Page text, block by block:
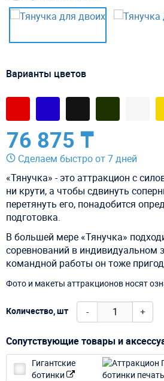
Варианты цветов
76 875 ₸
Сделаем быстро от 7 дней
«Тянучка» - это аттракцион с
ни крути, а чтобы сдвинуть
перетянуть его, понадобится
подготовка.
В большей мере «Тянучка»
соревнований в индивидуальном
командной работы он тоже
Фото и макеты аттракционов носят
Количество, шт - +
Сопутствующие товары и
Гигантские
ботинки